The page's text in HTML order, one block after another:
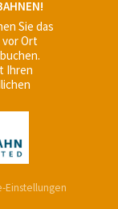
Sie das
Ort
Ihren
Einstellungen